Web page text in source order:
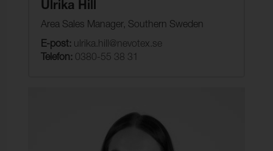
Ulrika Hill
Area Sales Manager, Southern Sweden
E-post: ulrika.hill@nevotex.se
Telefon: 0380-55 38 31